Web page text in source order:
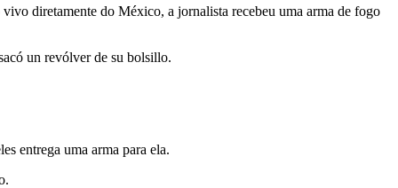
diretamente do México, a jornalista recebeu uma arma de fogo
un revólver de su bolsillo.
entrega uma arma para ela.